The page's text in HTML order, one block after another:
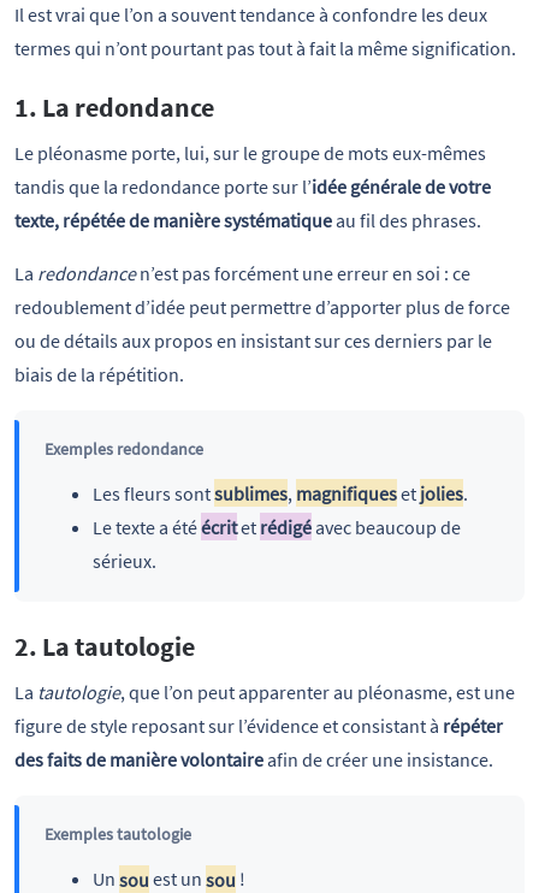
Il est vrai que l’on a souvent tendance à confondre les deux
termes qui n’ont pourtant pas tout à fait la même signification.
1. La redondance
Le pléonasme porte, lui, sur le groupe de mots eux-mêmes
tandis que la redondance porte sur l’idée générale de votre
texte, répétée de manière systématiqueau fil des phrases.
La redondancen’est pas forcément une erreur en soi : ce
redoublement d’idée peut permettre d’apporter plus de force
ou de détails aux propos en insistant sur ces derniers par le
biais de la répétition.
Exemples redondance
Les fleurs sontsublimes, magnifiqueset jolies.
Le texte a étéécritet rédigéavec beaucoup de
sérieux.
2. La tautologie
La tautologie, que l’on peut apparenter au pléonasme, est une
figure de style reposant sur l’évidence et consistant à répéter
des faits de manière volontaireafin de créer une insistance.
Exemples tautologie
Un sou est un sou !